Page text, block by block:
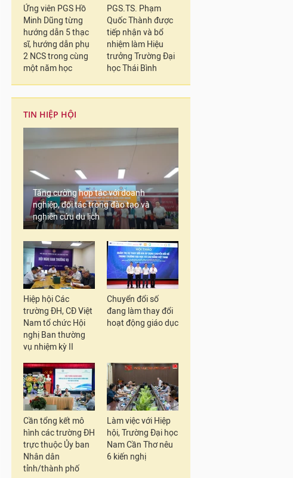
Ứng viên PGS Hồ
Minh Dũng từng
hướng dẫn 5 thạc
sĩ, hướng dẫn phụ
2 NCS trong cùng
một năm học
PGS.TS. Phạm
Quốc Thành được
tiếp nhận và bổ
nhiệm làm Hiệu
trưởng Trường Đại
học Thái Bình
TIN HIỆP HỘI
Tăng cường hợp tác với doanh
nghiệp, đối tác trong đào tạo và
nghiên cứu du lịch
Hiệp hội Các
trường ĐH, CĐ Việt
Nam tổ chức Hội
nghị Ban thường
vụ nhiệm kỳ II
Chuyển đổi số
đang làm thay đổi
hoạt động giáo dục
Cần tổng kết mô
hình các trường ĐH
trực thuộc Ủy ban
Nhân dân
tỉnh/thành phố
Làm việc với Hiệp
hội, Trường Đại học
Nam Cần Thơ nêu
6 kiến nghị